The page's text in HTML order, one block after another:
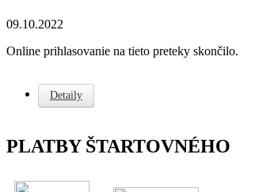
09.10.2022
Online prihlasovanie na tieto preteky skončilo.
Detaily
PLATBY ŠTARTOVNÉHO